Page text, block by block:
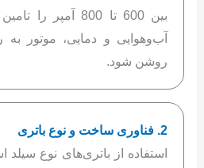
بین 600 تا 800
آب‌وهوایی و دمایی، موتور
روشن شود.
2. فناوری ساخت و نوع باتری
استفاده از باتری‌های نوع سیلد